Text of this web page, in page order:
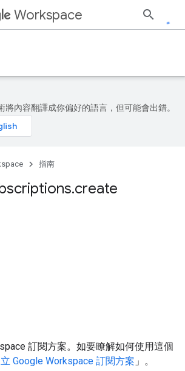
Workspace
將內容翻譯成你偏好的語言，但可能會出錯。
指南
.create
訂閱方案。如要瞭解如何使用這個
Google Workspace 訂閱方案 」。